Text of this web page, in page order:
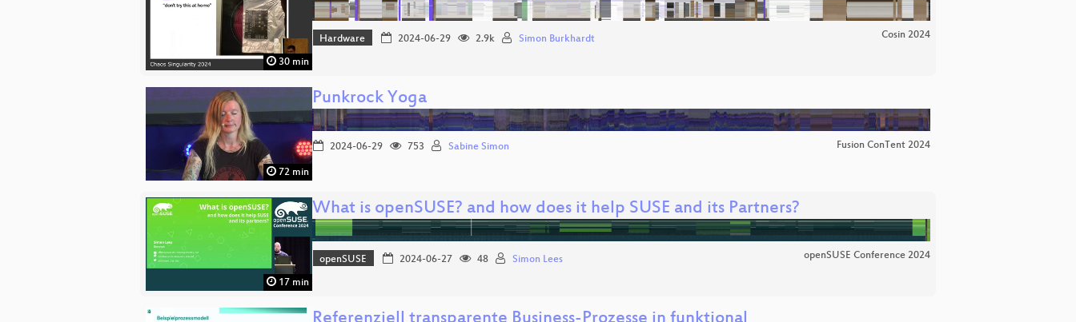
30 min
Hardware 2024-06-29 2.9k Simon Burkhardt Cosin 2024
72 min
Punkrock Yoga
2024-06-29 753 Sabine Simon Fusion ConTent 2024
17 min
What is openSUSE? and how does it help SUSE and its Partners?
openSUSE 2024-06-27 48 Simon Lees openSUSE Conference 2024